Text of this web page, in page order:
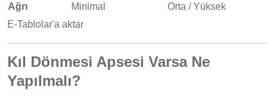
Ağrı
Minimal
Orta / Yüksek
E-Tablolar'a aktar
Kıl Dönmesi Apsesi Varsa Ne
Yapılmalı?